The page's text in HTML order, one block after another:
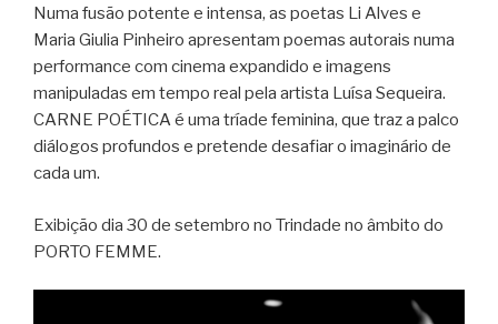
Numa fusão potente e intensa, as poetas Li Alves e
Maria Giulia Pinheiro apresentam poemas autorais numa
performance com cinema expandido e imagens
manipuladas em tempo real pela artista Luísa Sequeira.
CARNE POÉTICA é uma tríade feminina, que traz a palco
diálogos profundos e pretende desafiar o imaginário de
cada um.
Exibição dia 30 de setembro no Trindade no âmbito do
PORTO FEMME.